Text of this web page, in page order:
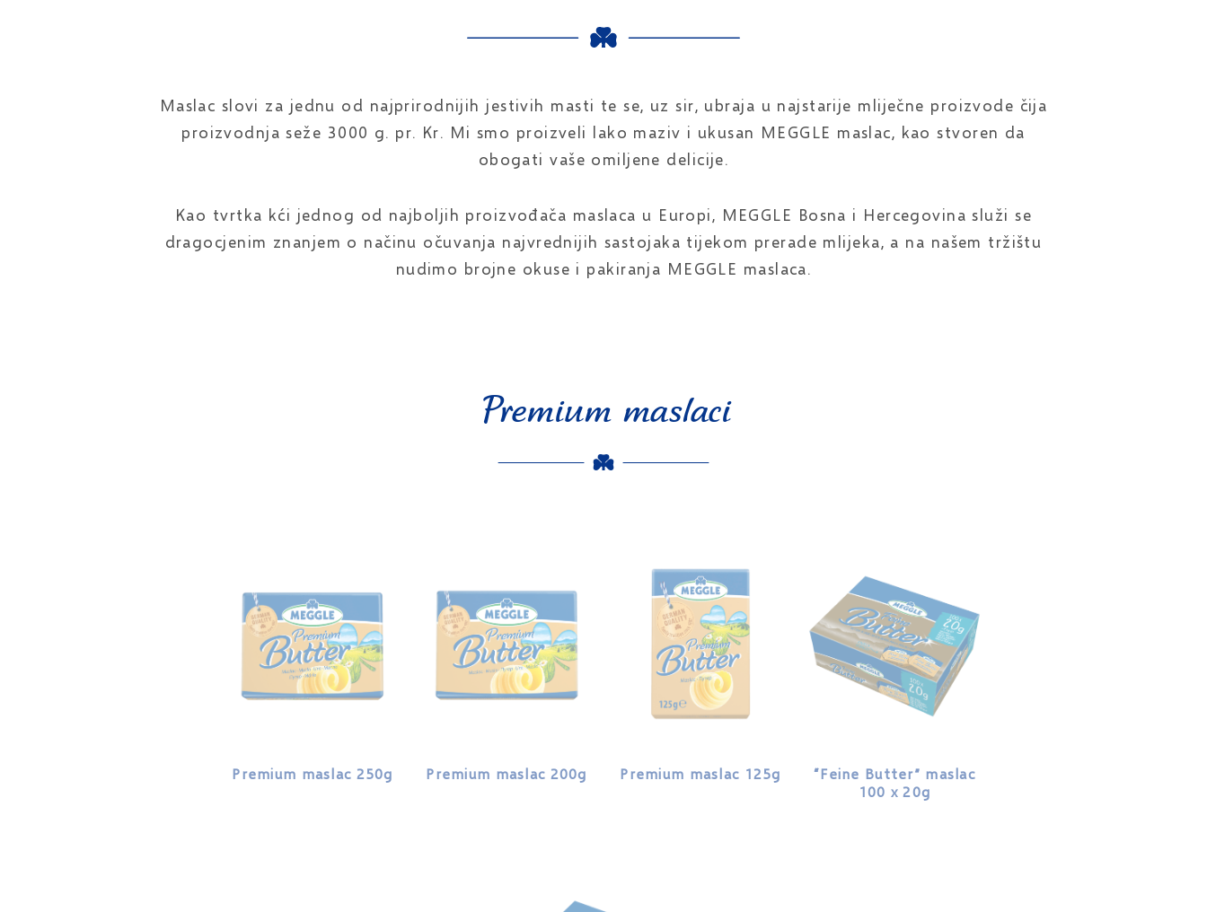
Maslac slovi za jednu od najprirodnijih jestivih masti te se, uz sir, ubraja u najstarije mliječne proizvode čija
proizvodnja seže 3000 g. pr. Kr. Mi smo proizveli lako maziv i ukusan MEGGLE maslac, kao stvoren da
obogati vaše omiljene delicije.
Kao tvrtka kći jednog od najboljih proizvođača maslaca u Europi, MEGGLE Bosna i Hercegovina služi se
dragocjenim znanjem o načinu očuvanja najvrednijih sastojaka tijekom prerade mlijeka, a na našem tržištu
nudimo brojne okuse i pakiranja MEGGLE maslaca.
Premium maslaci
Premium maslac 250g Premium maslac 200g Premium maslac 125g
“Feine Butter” maslac
100 x 20g